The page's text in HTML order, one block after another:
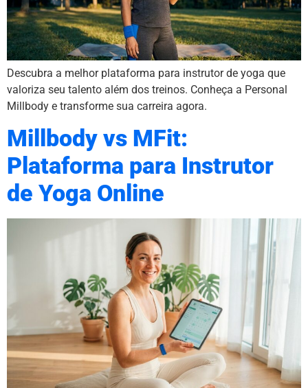
Descubra a melhor plataforma para instrutor de yoga que
valoriza seu talento além dos treinos. Conheça a Personal
Millbody e transforme sua carreira agora.
Millbody vs MFit:
Plataforma para Instrutor
de Yoga Online